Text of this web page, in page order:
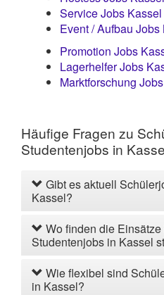
Service Jobs Kassel
Event / Aufbau Jobs
Promotion Jobs
Lagerhelfer Jobs
Marktforschung
Häufige Fragen zu
Studentenjobs in
Gibt es aktuell
Kassel?
Wo finden die
Studentenjobs in Kassel
Wie flexibel sind
in Kassel?